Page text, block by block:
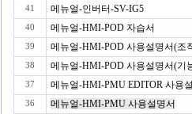
41 메뉴얼-인버터-SV-IG5
40 메뉴얼-HMI-POD 자습서
39 메뉴얼-HMI-POD 사용설명서(조
38 메뉴얼-HMI-POD 사용설명서(기
37 메뉴얼-HMI-PMU EDITOR 사용
36 메뉴얼-HMI-PMU 사용설명서